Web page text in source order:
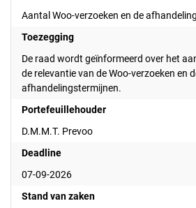
Aantal Woo-verzoeken en de
Toezegging
De raad wordt geïnformeerd over het
de relevantie van de Woo-verzoeken en
afhandelingstermijnen.
Portefeuillehouder
D.M.M.T. Prevoo
Deadline
07-09-2026
Stand van zaken